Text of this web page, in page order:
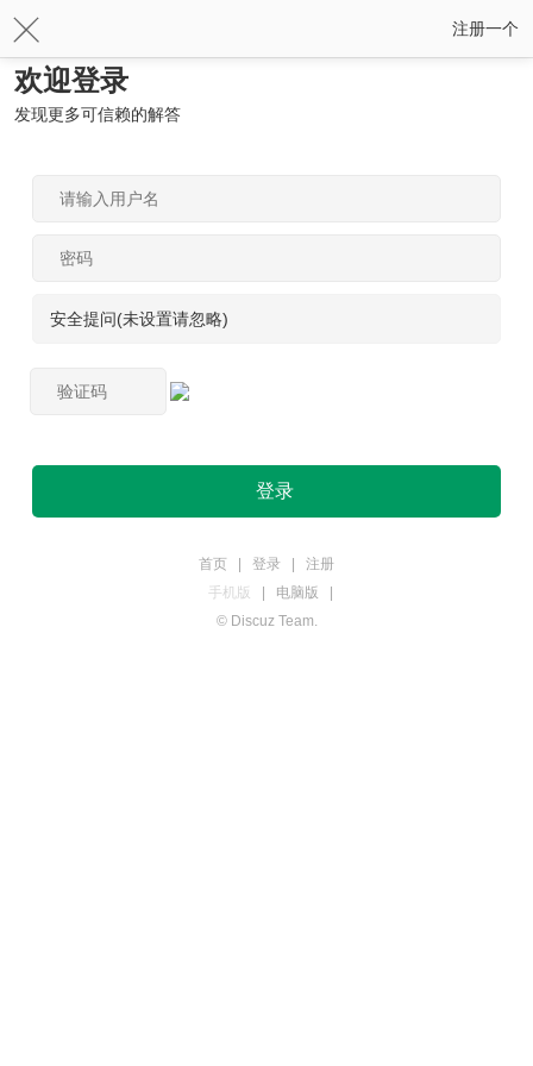
注册一个
欢迎登录
发现更多可信赖的解答
安全提问(未设置请忽略)
登录
首页 登录
注册
手机版
电脑版
© Discuz Team.